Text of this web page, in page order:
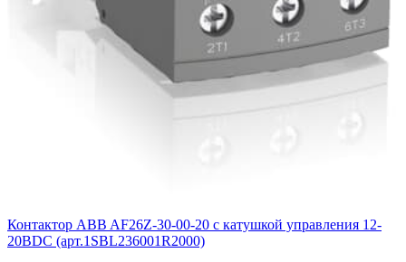
Контактор ABB AF26Z-30-00-20 с катушкой управления 12-
20BDC (арт.1SBL236001R2000)